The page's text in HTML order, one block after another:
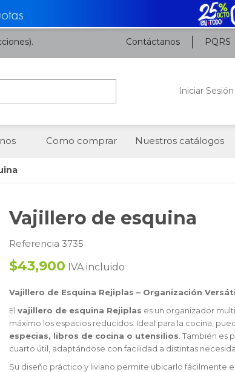
Contáctanos PQRS
Iniciar Sesión
Como comprar Nuestros catálogos
Vajillero de esquina
Referencia 3735
$43,900 IVA incluido
Vajillero de Esquina Rejiplas – Organización
El vajillero de esquina Rejiplas es un organizador
máximo los espacios reducidos. Ideal para la cocina,
especias, libros de cocina o utensilios . También es
cuarto útil, adaptándose con facilidad a distintas
Su diseño práctico y liviano permite ubicarlo fácilmente